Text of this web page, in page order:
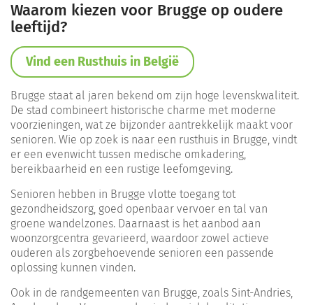
Waarom kiezen voor Brugge op oudere
leeftijd?
Vind een Rusthuis in België
Brugge staat al jaren bekend om zijn hoge levenskwaliteit.
De stad combineert historische charme met moderne
voorzieningen, wat ze bijzonder aantrekkelijk maakt voor
senioren. Wie op zoek is naar een rusthuis in Brugge, vindt
er een evenwicht tussen medische omkadering,
bereikbaarheid en een rustige leefomgeving.
Senioren hebben in Brugge vlotte toegang tot
gezondheidszorg, goed openbaar vervoer en tal van
groene wandelzones. Daarnaast is het aanbod aan
woonzorgcentra gevarieerd, waardoor zowel actieve
ouderen als zorgbehoevende senioren een passende
oplossing kunnen vinden.
Ook in de randgemeenten van Brugge, zoals Sint-Andries,